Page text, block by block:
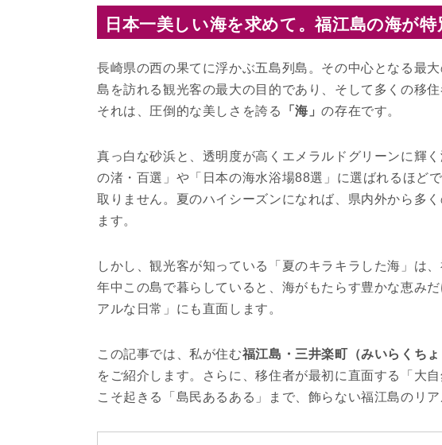
日本一美しい海を求めて。福江島の海が特
長崎県の西の果てに浮かぶ五島列島。その中心となる最
島を訪れる観光客の最大の目的であり、そして多くの移
それは、圧倒的な美しさを誇る
「海」の存在です。
真っ白な砂浜と、透明度が高くエメラルドグリーンに輝
の渚・百選」や「日本の海水浴場88選」に選ばれるほど
取りません。夏のハイシーズンになれば、県内外から多
ます。
しかし、観光客が知っている「夏のキラキラした海」は
年中この島で暮らしていると、海がもたらす豊かな恵み
アルな日常」にも直面します。
この記事では、私が住む福江島・三井楽町（みいらくち
をご紹介します。さらに、移住者が最初に直面する「大
こそ起きる「島民あるある」まで、飾らない福江島のリ